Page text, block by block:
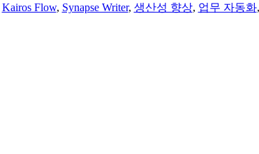
Kairos Flow, Synapse Writer, 생산성 향상, 업무 자동화,